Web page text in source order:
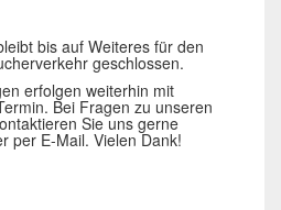
bis auf Weiteres für den
geschlossen.
erfolgen weiterhin mit
Bei Fragen zu unseren
Sie uns gerne
per E-Mail. Vielen Dank!